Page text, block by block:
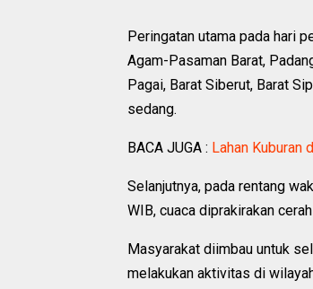
Peringatan utama pada hari
Agam-Pasaman Barat,
Pagai, Barat Siberut, Barat
sedang.
BACA JUGA : Lahan Kuburan
Selanjutnya, pada rentang
WIB, cuaca diprakirakan
Masyarakat diimbau untuk
melakukan aktivitas di